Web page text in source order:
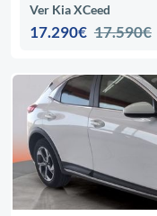
Ver Kia XCeed
17.290€ 17.590€